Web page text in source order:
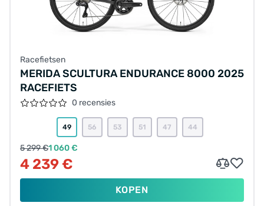
Racefietsen
MERIDA SCULTURA ENDURANCE 8000 2025
RACEFIETS
0 recensies
49 56 53 51 47 44
5 299 €1 060 €
4 239 €
KOPEN